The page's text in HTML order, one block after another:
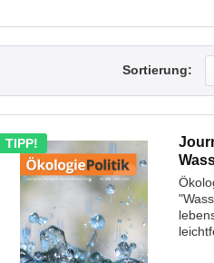
Sortierung:
TIPP!